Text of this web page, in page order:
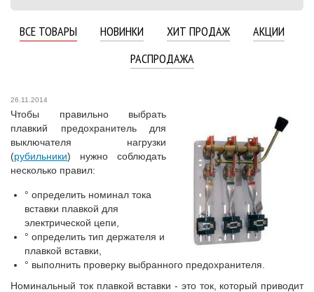
ВСЕ ТОВАРЫ НОВИНКИ ХИТ ПРОДАЖ
АКЦИИ
РАСПРОДАЖА
26.11.2014
Чтобы правильно выбрать
плавкий предохранитель для
выключателя нагрузки
(рубильники) нужно соблюдать
несколько правил:
° определить номинал тока
вставки плавкой для
электрической цепи,
° определить тип держателя и
плавкой вставки,
° выполнить проверку выбранного предохранителя.
Номинальный ток плавкой вставки - это ток, который приводит